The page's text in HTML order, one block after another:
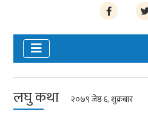
लघु कथा २०७९ जेष्ठ ६, शुक्रबार